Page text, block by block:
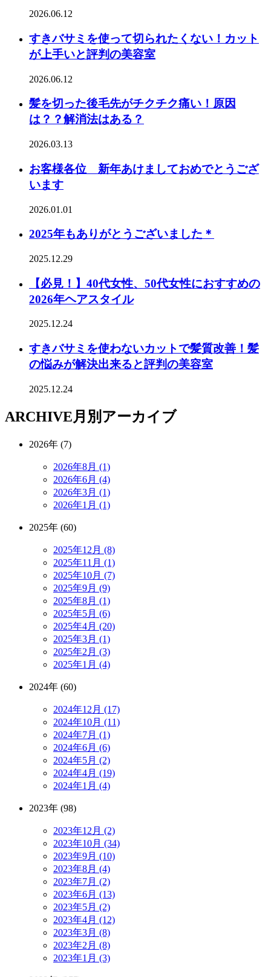
2026.06.12
すきバサミを使って切られたくない！カット
が上手いと評判の美容室
2026.06.12
髪を切った後毛先がチクチク痛い！原因
は？？解消法はある？
2026.03.13
お客様各位 新年あけましておめでとうござ
います
2026.01.01
2025年もありがとうございました＊
2025.12.29
【必見！】40代女性、50代女性におすすめの
2026年ヘアスタイル
2025.12.24
すきバサミを使わないカットで髪質改善！髪
の悩みが解決出来ると評判の美容室
2025.12.24
ARCHIVE月別アーカイブ
2026年 (7)
2026年8月 (1)
2026年6月 (4)
2026年3月 (1)
2026年1月 (1)
2025年 (60)
2025年12月 (8)
2025年11月 (1)
2025年10月 (7)
2025年9月 (9)
2025年8月 (1)
2025年5月 (6)
2025年4月 (20)
2025年3月 (1)
2025年2月 (3)
2025年1月 (4)
2024年 (60)
2024年12月 (17)
2024年10月 (11)
2024年7月 (1)
2024年6月 (6)
2024年5月 (2)
2024年4月 (19)
2024年1月 (4)
2023年 (98)
2023年12月 (2)
2023年10月 (34)
2023年9月 (10)
2023年8月 (4)
2023年7月 (2)
2023年6月 (13)
2023年5月 (2)
2023年4月 (12)
2023年3月 (8)
2023年2月 (8)
2023年1月 (3)